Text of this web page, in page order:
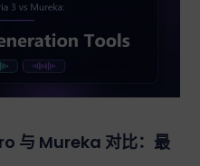
与 Mureka 对比：最